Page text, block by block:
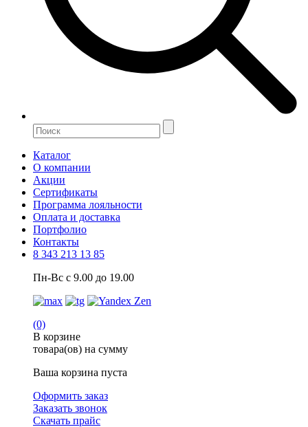
Каталог
О компании
Акции
Сертификаты
Программа лояльности
Оплата и доставка
Портфолио
Контакты
8 343 213 13 85
Пн-Вс с 9.00 до 19.00
(0)
В корзине
товара(ов) на сумму
Ваша корзина пуста
Оформить заказ
Заказать звонок
Скачать прайс